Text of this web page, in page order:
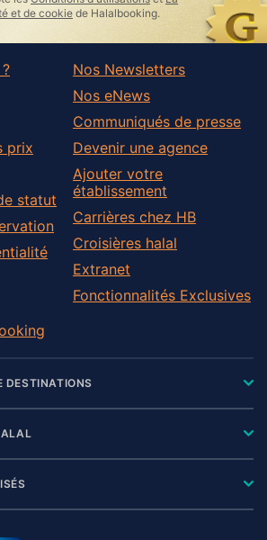
et de cookie de Halalbooking.
prix
statut
Nos Newsletters
Nos eNews
Communiqués de presse
Devenir une agence
Ajouter votre
établissement
Carrières chez HB
Croisières halal
Extranet
Fonctionnalités Exclusives
DESTINATIONS